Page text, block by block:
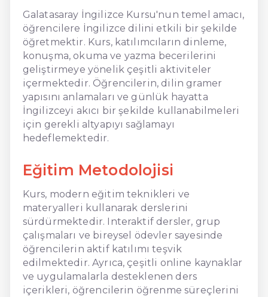
Galatasaray İngilizce Kursu'nun temel amacı,
öğrencilere İngilizce dilini etkili bir şekilde
öğretmektir. Kurs, katılımcıların dinleme,
konuşma, okuma ve yazma becerilerini
geliştirmeye yönelik çeşitli aktiviteler
içermektedir. Öğrencilerin, dilin gramer
yapısını anlamaları ve günlük hayatta
İngilizceyi akıcı bir şekilde kullanabilmeleri
için gerekli altyapıyı sağlamayı
hedeflemektedir.
Eğitim Metodolojisi
Kurs, modern eğitim teknikleri ve
materyalleri kullanarak derslerini
sürdürmektedir. Interaktif dersler, grup
çalışmaları ve bireysel ödevler sayesinde
öğrencilerin aktif katılımı teşvik
edilmektedir. Ayrıca, çeşitli online kaynaklar
ve uygulamalarla desteklenen ders
içerikleri, öğrencilerin öğrenme süreçlerini